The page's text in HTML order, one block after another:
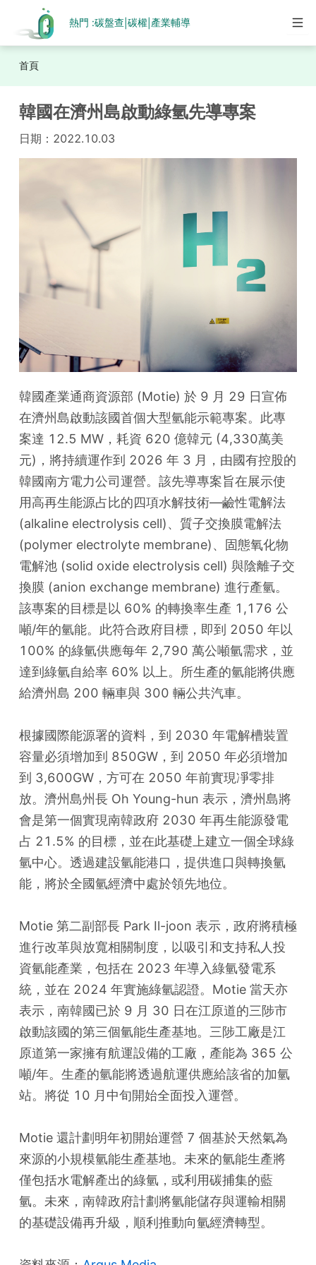
熱門 :碳盤查 碳權| 產業輔導
首頁
韓國在濟州島啟動綠氫先導專案
日期： 2022.10.03
韓國產業通商資源部 (Motie) 於 9 月 29 日宣佈
在濟州島啟動該國首個大型氫能示範專案。此專
案達 12.5 MW，耗資 620 億韓元 (4,330萬美
元)，將持續運作到 2026 年 3 月，由國有控股的
韓國南方電力公司運營。該先導專案旨在展示使
用高再生能源占比的四項水解技術—鹼性電解法
(alkaline electrolysis cell)、質子交換膜電解法
(polymer electrolyte membrane)、固態氧化物
電解池 (solid oxide electrolysis cell) 與陰離子交
換膜 (anion exchange membrane) 進行產氫。
該專案的目標是以 60% 的轉換率生產 1,176 公
噸/年的氫能。此符合政府目標，即到 2050 年以
100% 的綠氫供應每年 2,790 萬公噸氫需求，並
達到綠氫自給率 60% 以上。所生產的氫能將供應
給濟州島 200 輛車與 300 輛公共汽車。
根據國際能源署的資料，到 2030 年電解槽裝置
容量必須增加到 850GW，到 2050 年必須增加
到 3,600GW，方可在 2050 年前實現凈零排
放。濟州島州長 Oh Young-hun 表示，濟州島將
會是第一個實現南韓政府 2030 年再生能源發電
占 21.5% 的目標，並在此基礎上建立一個全球綠
氫中心。透過建設氫能港口，提供進口與轉換氫
能，將於全國氫經濟中處於領先地位。
Motie 第二副部長 Park Il-joon 表示，政府將積極
進行改革與放寬相關制度，以吸引和支持私人投
資氫能產業，包括在 2023 年導入綠氫發電系
統，並在 2024 年實施綠氫認證。Motie 當天亦
表示，南韓國已於 9 月 30 日在江原道的三陟市
啟動該國的第三個氫能生產基地。三陟工廠是江
原道第一家擁有航運設備的工廠，產能為 365 公
噸/年。生產的氫能將透過航運供應給該省的加氫
站。將從 10 月中旬開始全面投入運營。
Motie 還計劃明年初開始運營 7 個基於天然氣為
來源的小規模氫能生產基地。未來的氫能生產將
僅包括水電解產出的綠氫，或利用碳捕集的藍
氫。未來，南韓政府計劃將氫能儲存與運輸相關
的基礎設備再升級，順利推動向氫經濟轉型。